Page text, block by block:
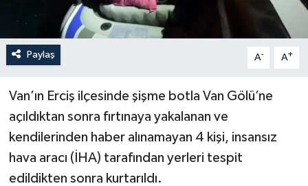
Paylaş A- A+
Van’ın Erciş ilçesinde şişme botla Van Gölü’ne
açıldıktan sonra fırtınaya yakalanan ve
kendilerinden haber alınamayan 4 kişi, insansız
hava aracı (İHA) tarafından yerleri tespit
edildikten sonra kurtarıldı.